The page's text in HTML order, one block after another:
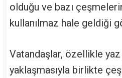
olduğu ve bazı
kullanılmaz hale geldiği
Vatandaşlar, özellikle yaz
yaklaşmasıyla birlikte